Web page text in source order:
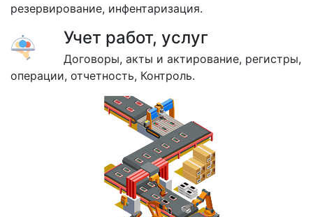
резервирование, инфентаризация.
Учет работ, услуг
Договоры, акты и актирование, регистры,
операции, отчетность, Контроль.